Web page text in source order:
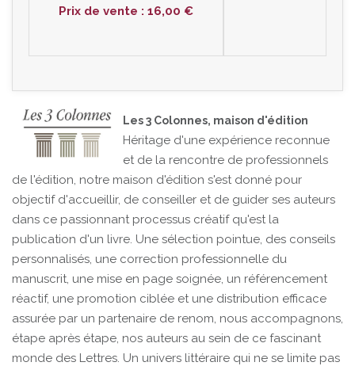
Prix de vente : 16,00 €
Les 3 Colonnes, maison d'édition
Héritage d'une expérience reconnue
et de la rencontre de professionnels
de l'édition, notre maison d'édition s'est donné pour
objectif d'accueillir, de conseiller et de guider ses auteurs
dans ce passionnant processus créatif qu'est la
publication d'un livre. Une sélection pointue, des conseils
personnalisés, une correction professionnelle du
manuscrit, une mise en page soignée, un référencement
réactif, une promotion ciblée et une distribution efficace
assurée par un partenaire de renom, nous accompagnons,
étape après étape, nos auteurs au sein de ce fascinant
monde des Lettres. Un univers littéraire qui ne se limite pas